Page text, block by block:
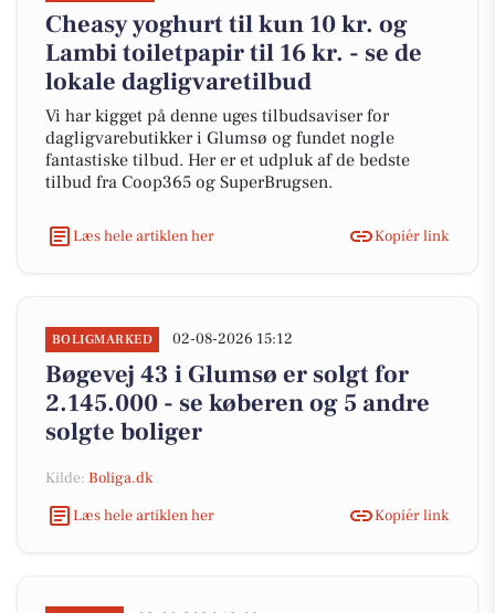
Cheasy yoghurt til kun 10 kr. og
Lambi toiletpapir til 16 kr. - se de
lokale dagligvaretilbud
Vi har kigget på denne uges tilbudsaviser for
dagligvarebutikker i Glumsø og fundet nogle
fantastiske tilbud. Her er et udpluk af de bedste
tilbud fra Coop365 og SuperBrugsen.
Læs hele artiklen her Kopiér link
BOLIGMARKED 02-08-2026 15:12
Bøgevej 43 i Glumsø er solgt for
2.145.000 - se køberen og 5 andre
solgte boliger
Kilde: Boliga.dk
Læs hele artiklen her
Kopiér link